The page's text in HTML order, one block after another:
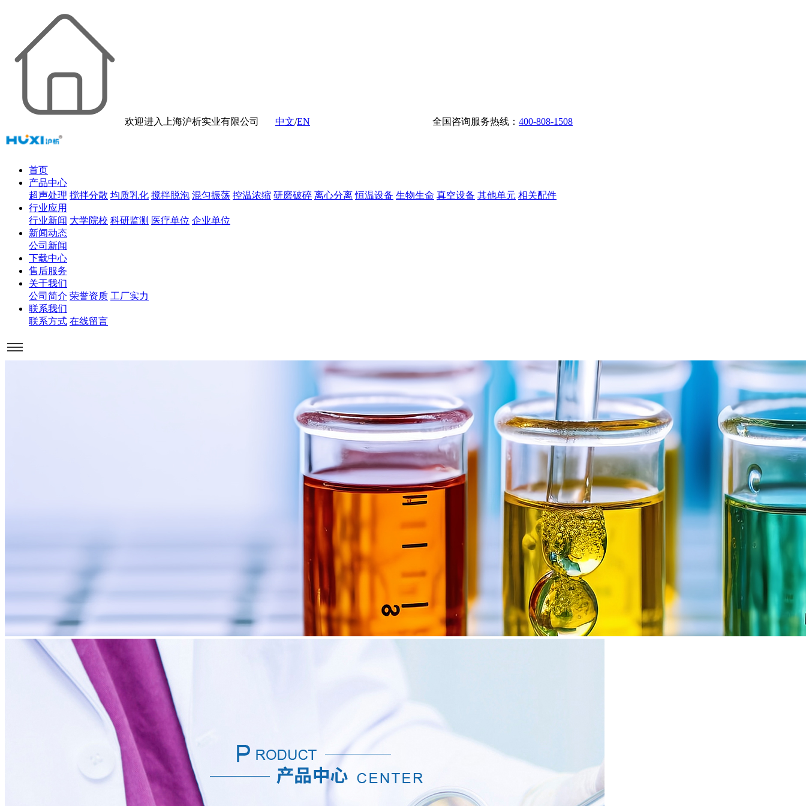
欢迎进入上海沪析实业有限公司 中文/EN 全国咨询服务热线： 400-808-1508
首页
产品中心
超声处理 搅拌分散 均质乳化 搅拌脱泡 混匀振荡 控温浓缩 研磨破碎 离心分离 恒温设备 生物生命 真空设备 其他单元 相关配件
行业应用
行业新闻 大学院校 科研监测 医疗单位 企业单位
新闻动态
公司新闻
下载中心
售后服务
关于我们
公司简介 荣誉资质 工厂实力
联系我们
联系方式 在线留言